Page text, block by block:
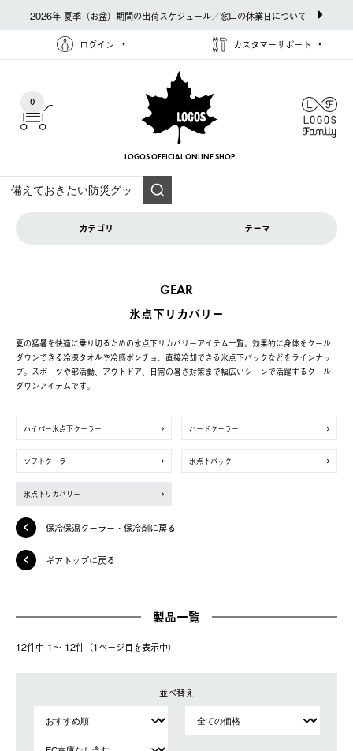
2026年 夏季（お盆）期間の出荷スケジュール／窓口の休業日について
ログイン カスタマーサポート
0
LOGOS OFFICIAL ONLINE SHOP
カテゴリ テーマ
GEAR
氷点下リカバリー
夏の猛暑を快適に乗り切るための氷点下リカバリーアイテム一覧。効果的に身体をクール
ダウンできる冷凍タオルや冷感ポンチョ、直接冷却できる氷点下パックなどをラインナッ
プ。スポーツや部活動、アウトドア、日常の暑さ対策まで幅広いシーンで活躍するクール
ダウンアイテムです。
ハイパー氷点下クーラー ハードクーラー
ソフトクーラー 氷点下パック
氷点下リカバリー
保冷保温クーラー・保冷剤に戻る
ギアトップに戻る
製品一覧
12件中 1〜 12件（1ページ⽬を表⽰中）
並べ替え